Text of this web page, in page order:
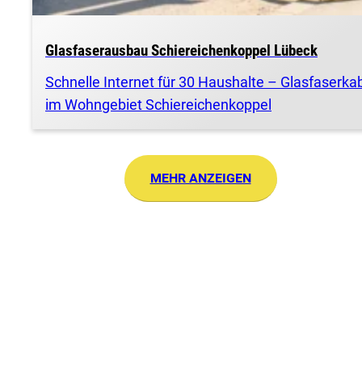
Glasfaserausbau Schiereichenkoppel Lübeck
Schnelle Internet für 30 Haushalte –
im Wohngebiet Schiereichenkoppel
MEHR ANZEIGEN